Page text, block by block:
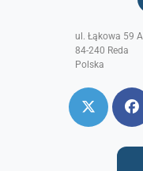
ul. Łąkowa 59 A
84-240 Reda
Polska